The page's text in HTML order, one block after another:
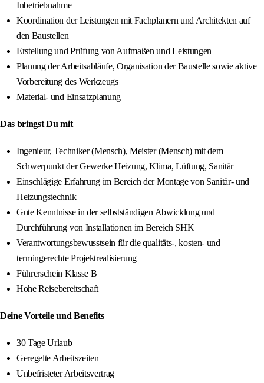
Inbetriebnahme
Koordination der Leistungen mit Fachplanern und Architekten auf
den Baustellen
Erstellung und Prüfung von Aufmaßen und Leistungen
Planung der Arbeitsabläufe, Organisation der Baustelle sowie aktive
Vorbereitung des Werkzeugs
Material- und Einsatzplanung
Das bringst Du mit
Ingenieur, Techniker (Mensch), Meister (Mensch) mit dem
Schwerpunkt der Gewerke Heizung, Klima, Lüftung, Sanitär
Einschlägige Erfahrung im Bereich der Montage von Sanitär- und
Heizungstechnik
Gute Kenntnisse in der selbstständigen Abwicklung und
Durchführung von Installationen im Bereich SHK
Verantwortungsbewusstsein für die qualitäts-, kosten- und
termingerechte Projektrealisierung
Führerschein Klasse B
Hohe Reisebereitschaft
Deine Vorteile und Benefits
30 Tage Urlaub
Geregelte Arbeitszeiten
Unbefristeter Arbeitsvertrag